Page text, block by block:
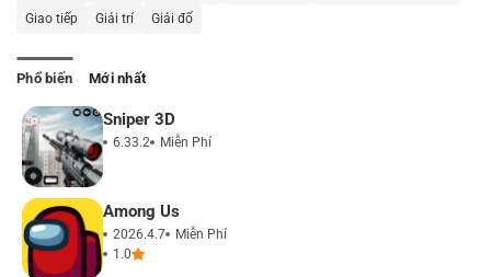
Giao tiếp
Giải trí Giải đố
Phổ biến Mới nhất
Sniper 3D
6.33.2 Miễn Phí
Among Us
2026.4.7
Miễn Phí
1.0